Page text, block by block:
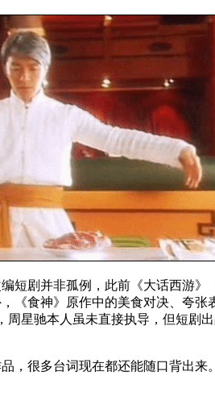
剧并非孤例，此前《大话西游
食神》原作中的美食对决、夸
星驰本人虽未直接执导，但短剧
，很多台词现在都还能随口背出